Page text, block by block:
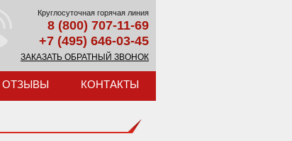
Круглосуточная горячая линия
8 (800) 707-11-69
+7 (495) 646-03-45
ЗАКАЗАТЬ ОБРАТНЫЙ ЗВОНОК
ОТЗЫВЫ КОНТАКТЫ